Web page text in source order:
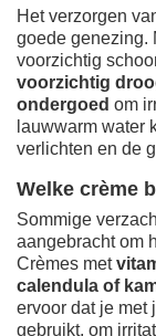
Het verzorgen
goede genezing.
voorzichtig
voorzichtig
ondergoed om
lauwwarm water
verlichten en de
Welke crème
Sommige
aangebracht om
Crèmes met
calendula of
ervoor dat je met
gebruikt, om